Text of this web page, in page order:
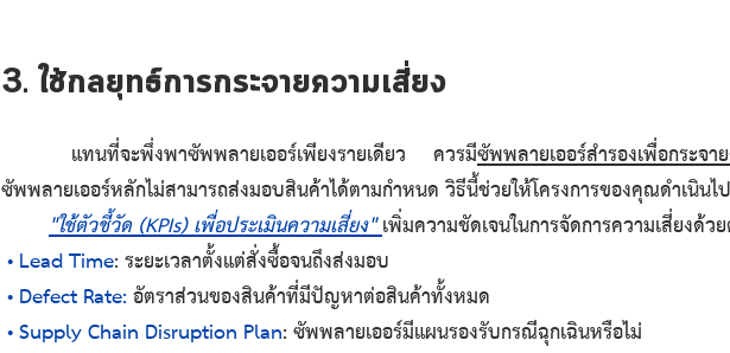
3. ใช้กลยุทธ์การกระจายความเสี่ยง
	แทนที่จะพึ่งพาซัพพลายเออร์เพียงรายเดียว ควรมี
ซัพพลายเออร์สำรองเพื่อกระจา
ซัพพลายเออร์หลักไม่สามารถส่งมอบสินค้าได้ตามกำหนด วิธีนี้ช่วยให้โครงการของคุณดำเนินไ
"ใช้ตัวชี้วัด (KPIs) เพื่อประเมินความเสี่ยง" เพิ่มความชัดเจนในการจัดการความเสี่ยงด้ว
• Lead Time: ระยะเวลาตั้งแต่สั่งซื้อจนถึงส่งมอบ
• Defect Rate: อัตราส่วนของสินค้าที่มีปัญหาต่อสินค้าทั้งหมด
• Supply Chain Disruption Plan: ซัพพลายเออร์มีแผนรองรับกรณีฉุกเฉินหรือไม่